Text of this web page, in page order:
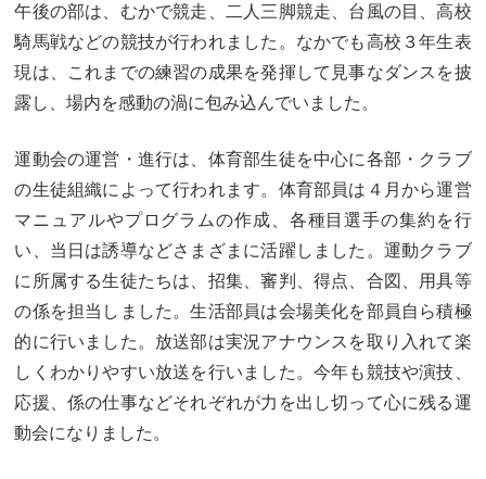
午後の部は、むかで競走、二人三脚競走、台風の目、高校
騎馬戦などの競技が行われました。なかでも高校３年生表
現は、これまでの練習の成果を発揮して見事なダンスを披
露し、場内を感動の渦に包み込んでいました。
運動会の運営・進行は、体育部生徒を中心に各部・クラブ
の生徒組織によって行われます。体育部員は４月から運営
マニュアルやプログラムの作成、各種目選手の集約を行
い、当日は誘導などさまざまに活躍しました。運動クラブ
に所属する生徒たちは、招集、審判、得点、合図、用具等
の係を担当しました。生活部員は会場美化を部員自ら積極
的に行いました。放送部は実況アナウンスを取り入れて楽
しくわかりやすい放送を行いました。今年も競技や演技、
応援、係の仕事などそれぞれが力を出し切って心に残る運
動会になりました。